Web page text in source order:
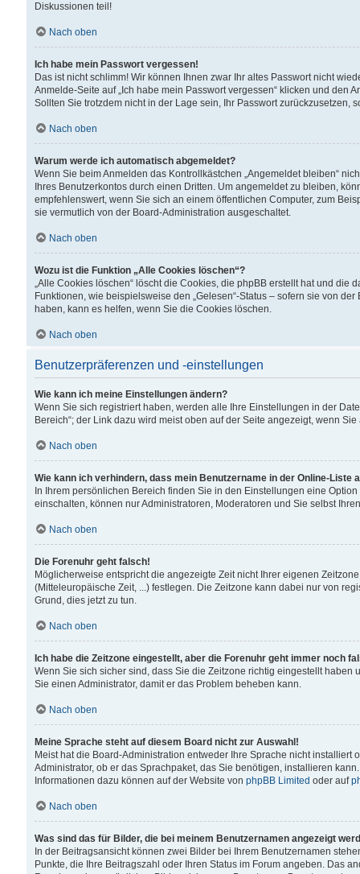
Diskussionen teil!
Nach oben
Ich habe mein Passwort vergessen!
Das ist nicht schlimm! Wir können Ihnen zwar Ihr altes Passwort nicht
Anmelde-Seite auf „Ich habe mein Passwort vergessen“ klicken und
Sollten Sie trotzdem nicht in der Lage sein, Ihr Passwort zurückzusetzen,
Nach oben
Warum werde ich automatisch abgemeldet?
Wenn Sie beim Anmelden das Kontrollkästchen „Angemeldet bleiben“
Ihres Benutzerkontos durch einen Dritten. Um angemeldet zu bleiben,
empfehlenswert, wenn Sie sich an einem öffentlichen Computer, zum
sie vermutlich von der Board-Administration ausgeschaltet.
Nach oben
Wozu ist die Funktion „Alle Cookies löschen“?
„Alle Cookies löschen“ löscht die Cookies, die phpBB erstellt hat und
Funktionen, wie beispielsweise den „Gelesen“-Status – sofern sie von
haben, kann es helfen, wenn Sie die Cookies löschen.
Nach oben
Benutzerpräferenzen und -einstellungen
Wie kann ich meine Einstellungen ändern?
Wenn Sie sich registriert haben, werden alle Ihre Einstellungen in der
Bereich“; der Link dazu wird meist oben auf der Seite angezeigt, wenn
Nach oben
Wie kann ich verhindern, dass mein Benutzername in der Online-Liste
In Ihrem persönlichen Bereich finden Sie in den Einstellungen eine
einschalten, können nur Administratoren, Moderatoren und Sie selbst
Nach oben
Die Forenuhr geht falsch!
Möglicherweise entspricht die angezeigte Zeit nicht Ihrer eigenen
(Mitteleuropäische Zeit, ...) festlegen. Die Zeitzone kann dabei nur von
Grund, dies jetzt zu tun.
Nach oben
Ich habe die Zeitzone eingestellt, aber die Forenuhr geht immer noch
Wenn Sie sich sicher sind, dass Sie die Zeitzone richtig eingestellt
Sie einen Administrator, damit er das Problem beheben kann.
Nach oben
Meine Sprache steht auf diesem Board nicht zur Auswahl!
Meist hat die Board-Administration entweder Ihre Sprache nicht
Administrator, ob er das Sprachpaket, das Sie benötigen, installieren
Informationen dazu können auf der Website von phpBB Limited oder auf
Nach oben
Was sind das für Bilder, die bei meinem Benutzernamen angezeigt
In der Beitragsansicht können zwei Bilder bei Ihrem Benutzernamen
Punkte, die Ihre Beitragszahl oder Ihren Status im Forum angeben. Das